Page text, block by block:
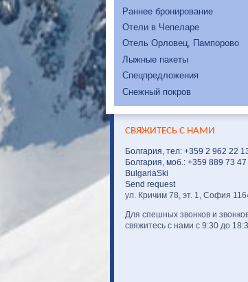
Раннее бронирование
Отели в Чепеларе
Отель Орловец, Пампорово
Лыжные пакеты
Спецпредложения
Снежный покров
СВЯЖИТЕСЬ С НАМИ
Болгария, тел: +359 2 962 22
Болгария, моб.: +359 889 73 47
BulgariaSki
Send request
ул. Кричим 78, эт. 1, София
Для спешных звонков и
свяжитесь с нами с 9:30 до